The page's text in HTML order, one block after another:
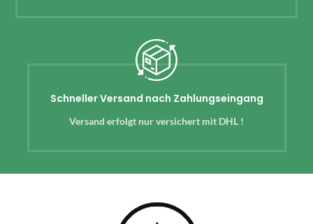
Schneller Versand nach Zahlungseingang
Versand erfolgt nur versichert mit DHL !